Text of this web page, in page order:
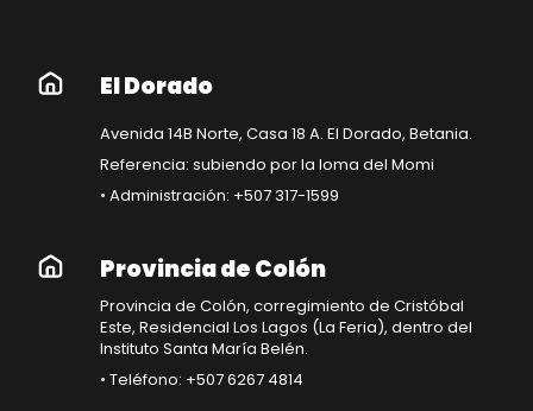
El Dorado
Avenida 14B Norte, Casa 18 A. El Dorado, Betania.
Referencia: subiendo por la loma del Momi
• Administración: +507 317-1599
Provincia de Colón
Provincia de Colón, corregimiento de Cristóbal
Este, Residencial Los Lagos (La Feria), dentro del
Instituto Santa María Belén.
• Teléfono: +507 6267 4814